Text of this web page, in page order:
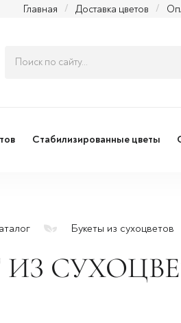
Главная / Доставка цветов /
Стабилизированные цветы
Букеты из сухоцветов
ИЗ